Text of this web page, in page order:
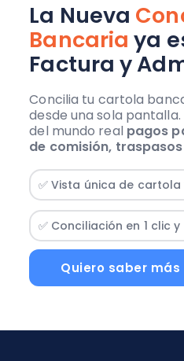
La Nueva
Bancaria ya
Factura y
Concilia tu cartola
desde una sola pantalla.
del mundo real pagos
de comisión, traspasos
✅ Vista única de
✅ Conciliación en 1 clic
Quiero saber más